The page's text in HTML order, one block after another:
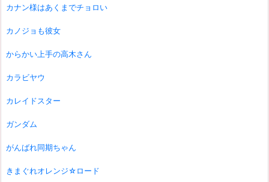
カナン様はあくまでチョロい
カノジョも彼女
からかい上手の高木さん
カラビヤウ
カレイドスター
ガンダム
がんばれ同期ちゃん
きまぐれオレンジ☆ロード